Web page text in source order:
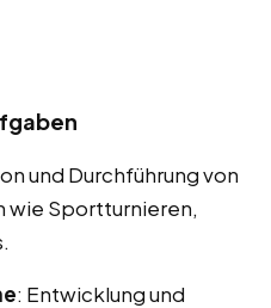
und Durchführung von
wie Sportturnieren,
: Entwicklung und